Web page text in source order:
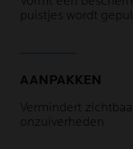
puistjes wordt
AANPAKKEN
Vermindert
onzuiverheden